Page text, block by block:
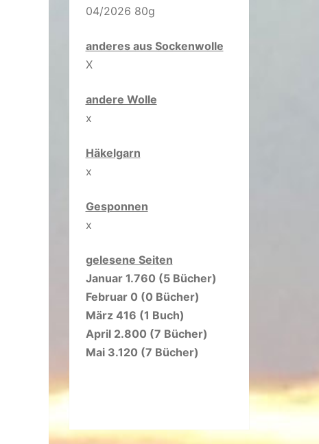
04/2026 80g
anderes aus Sockenwolle
X
andere Wolle
x
Häkelgarn
x
Gesponnen
x
gelesene Seiten
Januar 1.760 (5 Bücher)
Februar 0 (0 Bücher)
März 416 (1 Buch)
April 2.800 (7 Bücher)
Mai 3.120 (7 Bücher)